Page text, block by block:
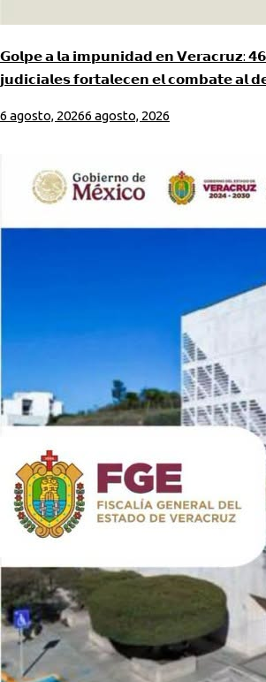
𝗚𝗼𝗹𝗽𝗲 𝗮 𝗹𝗮 𝗶𝗺𝗽𝘂𝗻𝗶𝗱𝗮𝗱 𝗲𝗻 𝗩𝗲𝗿𝗮𝗰𝗿𝘂𝘇:
𝗷𝘂𝗱𝗶𝗰𝗶𝗮𝗹𝗲𝘀 𝗳𝗼𝗿𝘁𝗮𝗹𝗲𝗰𝗲𝗻 𝗲𝗹 𝗰𝗼𝗺𝗯𝗮𝘁𝗲 𝗮𝗹
6 agosto, 20266 agosto, 2026